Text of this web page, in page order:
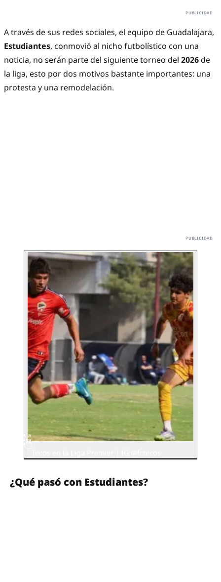
A través de sus redes sociales, el equipo de Guadalajara,
Estudiantes, conmovió al nicho futbolístico con una
noticia, no serán parte del siguiente torneo del 2026de
la liga, esto por dos motivos bastante importantes: una
protesta y una remodelación.
¿Qué pasó con Estudiantes?